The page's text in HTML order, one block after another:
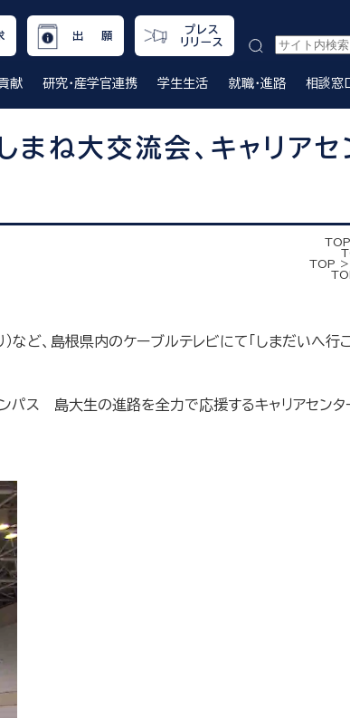
出 願
プレス
リリース
献 研究・産学官連携 学生生活 就職・進路 相談窓口
ね大交流会、キャリアセ
TOP
TOP
）など、島根県内のケーブルテレビにて「しまだいへ
パス 島大生の進路を全力で応援するキャリアセンタ